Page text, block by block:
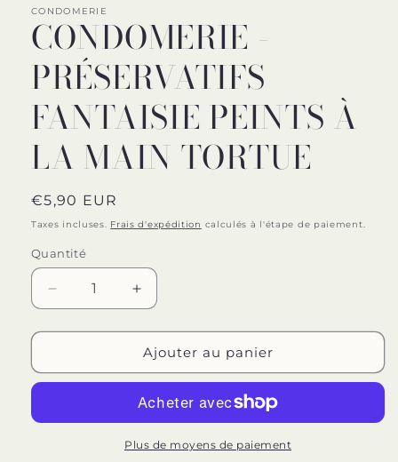
CONDOMERIE
CONDOMERIE -
PRÉSERVATIFS
FANTAISIE PEINTS À
LA MAIN TORTUE
Prix
habituel
€5,90 EUR
Taxes incluses. Frais d'expédition calculés à l'étape de paiement.
Quantité
Quantité
Réduire
la
quantité
CONDOMERIE
PRÉSERVATIFS
FANTAISIE
Augmenter
la
quantité
de
CONDOMERIE
PRÉSERVATIFS
FANTAISIE
PEINTS
Ajouter au panier
Plus de moyens de paiement